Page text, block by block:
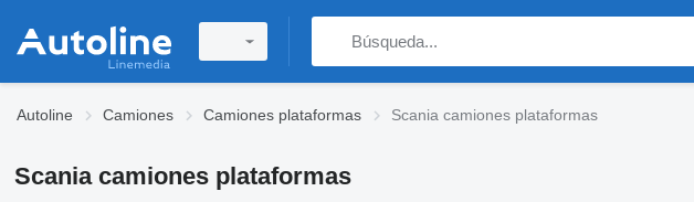
Autoline Camiones Camiones plataformas Scania camiones plataformas
Scania camiones plataformas